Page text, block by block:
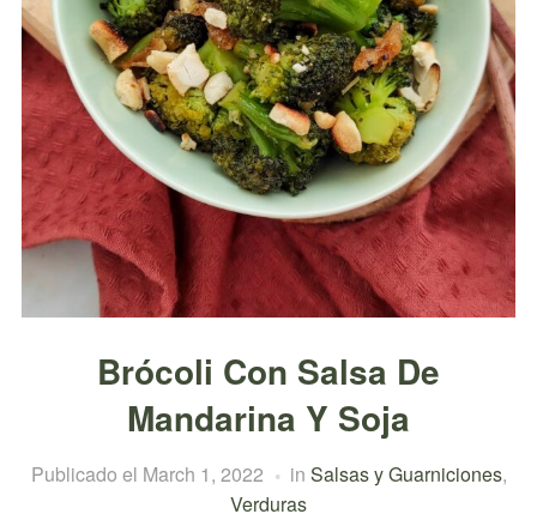
Brócoli Con Salsa De
Mandarina Y Soja
Publicado el March 1, 2022 in Salsas y Guarniciones,
Verduras